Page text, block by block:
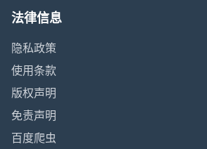
法律信息
隐私政策
使用条款
版权声明
免责声明
百度爬虫